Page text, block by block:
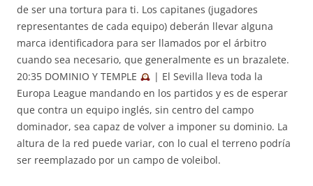
de ser una tortura para ti. Los capitanes (jugadores
representantes de cada equipo) deberán llevar alguna
marca identificadora para ser llamados por el árbitro
cuando sea necesario, que generalmente es un brazalete.
20:35 DOMINIO Y TEMPLE
| El Sevilla lleva toda la
Europa League mandando en los partidos y es de esperar
que contra un equipo inglés, sin centro del campo
dominador, sea capaz de volver a imponer su dominio. La
altura de la red puede variar, con lo cual el terreno podría
ser reemplazado por un campo de voleibol.